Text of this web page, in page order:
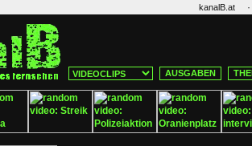
kanalB.at ·
AUSGABEN